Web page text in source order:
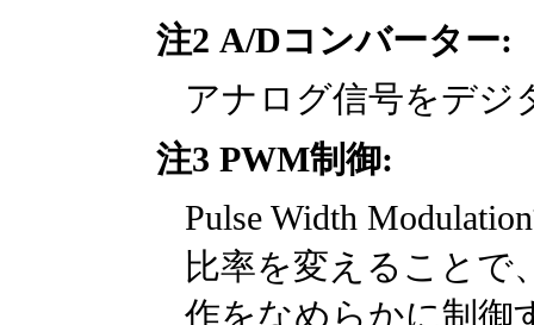
注2 A/Dコンバーター:
アナログ信号をデジ
注3 PWM制御:
Pulse Width
比率を変えることで
作をなめらかに制御